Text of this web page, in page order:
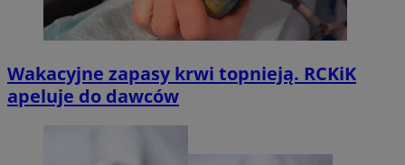
Wakacyjne zapasy krwi topnieją. RCKiK
apeluje do dawców